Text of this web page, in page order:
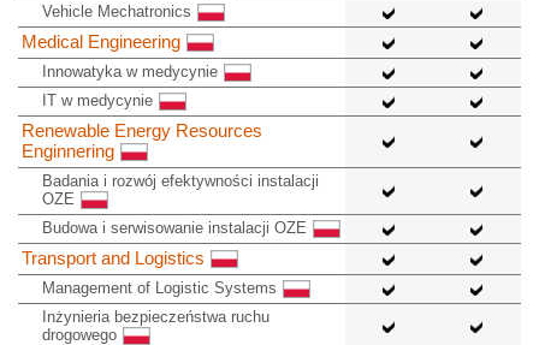
Vehicle Mechatronics
Medical Engineering
Innowatyka w medycynie
IT w medycynie
Renewable Energy Resources
Enginnering
Badania i rozwój efektywności instalacji
OZE
Budowa i serwisowanie instalacji OZE
Transport and Logistics
Management of Logistic Systems
Inżynieria bezpieczeństwa ruchu
drogowego